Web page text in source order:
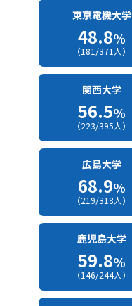
東京電機大学
48.8%
（181/371人）
関西大学
56.5%
（223/395人）
広島大学
68.9%
（219/318人）
鹿児島大学
59.8%
（146/244人）